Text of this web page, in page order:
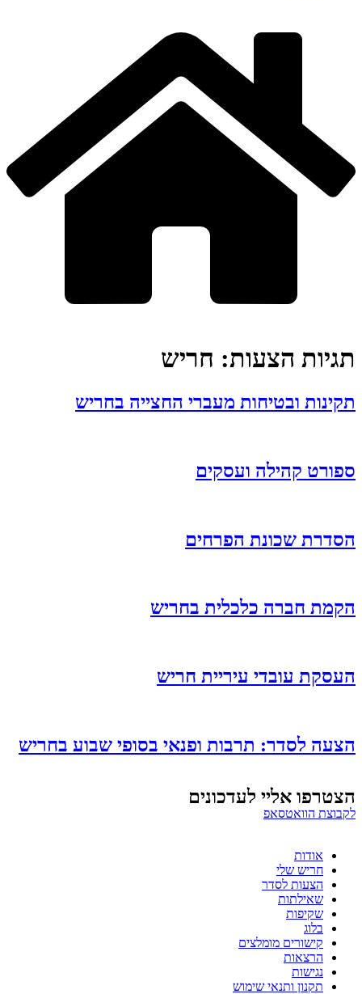
תגיות הצעות: חריש
תקינות ובטיחות מעברי החצייה בחריש
ספורט קהילה ועסקים
הסדרת שכונת הפרחים
הקמת חברה כלכלית בחריש
העסקת עובדי עיריית חריש
הצעה לסדר: תרבות ופנאי בסופי שבוע בחריש
הצטרפו אליי לעדכונים
לקבוצת הוואטסאפ
אודות
חריש שלי
הצעות לסדר
שאילתות
שקיפות
בלוג
קישורים מומלצים
הרצאות
נגישות
תקנון ותנאי שימוש